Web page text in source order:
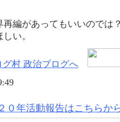
再編があってもいいのでは
い。
０年活動報告はこちらか